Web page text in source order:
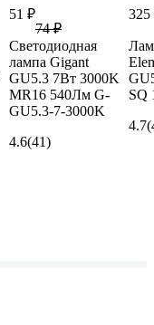
51 ₽
74 ₽
Светодиодная
лампа Gigant
GU5.3 7Вт 3000K
MR16 540Лм G-
GU5.3-7-3000K
4.6(41)
325
SQ
4.7